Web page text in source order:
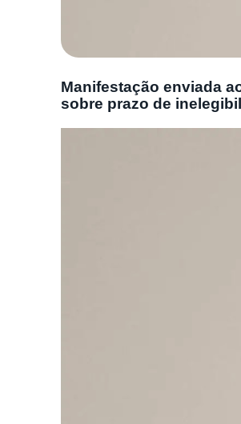
Manifestação enviada
sobre prazo de